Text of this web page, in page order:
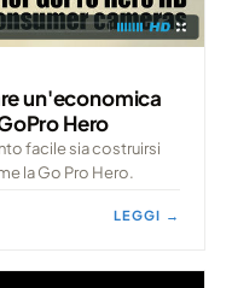
un'economica
Hero
facile sia costruirsi
la Go Pro Hero.
LEGGI →